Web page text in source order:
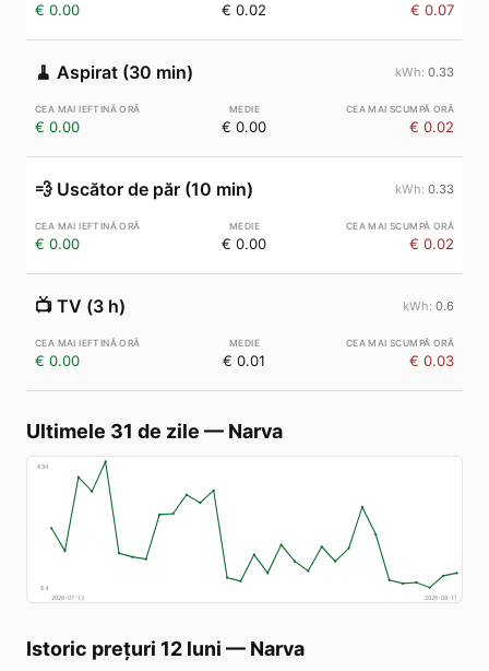
€ 0.00 € 0.02 € 0.07
🧹 Aspirat (30 min) 0.33
€ 0.00 € 0.00 € 0.02
💨 Uscător de păr (10 min) 0.33
€ 0.00 € 0.00 € 0.02
📺 TV (3 h) 0.6
€ 0.00 € 0.01 € 0.03
Ultimele 31 de zile — Narva
€94
€4
2026-07-12
2026-08-11
Istoric prețuri 12 luni — Narva